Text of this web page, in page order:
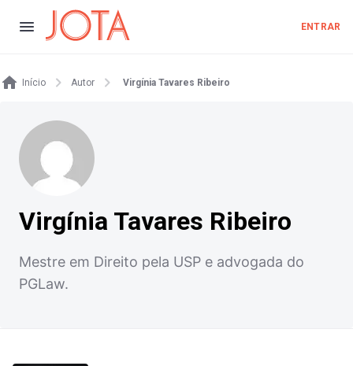
ENTRAR
Início Autor Virgínia Tavares Ribeiro
Virgínia Tavares Ribeiro
Mestre em Direito pela USP e advogada do
PGLaw.